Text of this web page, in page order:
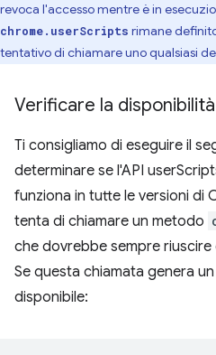
revoca l'accesso mentre è in
chrome.userScripts rimane
tentativo di chiamare uno qualsiasi
Verificare la
Ti consigliamo di eseguire il
determinare se l'API
funziona in tutte le versioni di
tenta di chiamare un metodo
che dovrebbe sempre riuscire
Se questa chiamata genera
disponibile: